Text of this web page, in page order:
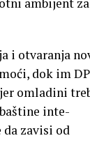
i otvaranja
dok im
omladini
inte-
zavisi od